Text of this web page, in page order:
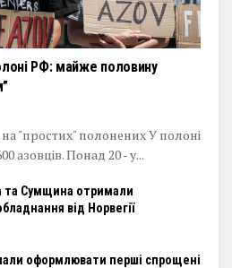
РФ: майже половину
"простих" полонених У полоні
азовців. Понад 20 - у...
та Сумщина отримали
від Норвегії
оформлювати перші спрощені